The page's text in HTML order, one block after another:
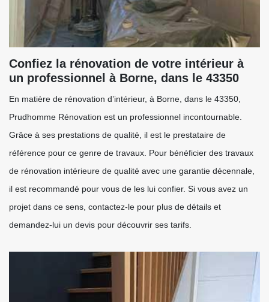
Confiez la rénovation de votre intérieur à
un professionnel à Borne, dans le 43350
En matière de rénovation d’intérieur, à Borne, dans le 43350,
Prudhomme Rénovation est un professionnel incontournable.
Grâce à ses prestations de qualité, il est le prestataire de
référence pour ce genre de travaux. Pour bénéficier des travaux
de rénovation intérieure de qualité avec une garantie décennale,
il est recommandé pour vous de les lui confier. Si vous avez un
projet dans ce sens, contactez-le pour plus de détails et
demandez-lui un devis pour découvrir ses tarifs.